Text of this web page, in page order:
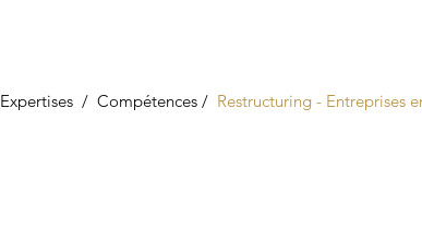
Expertises / Compétences / Restructuring - Entreprises